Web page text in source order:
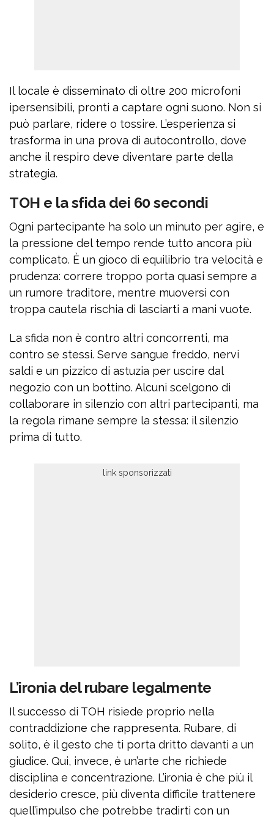
Il locale è disseminato di oltre 200 microfoni
ipersensibili, pronti a captare ogni suono. Non si
può parlare, ridere o tossire. L’esperienza si
trasforma in una prova di autocontrollo, dove
anche il respiro deve diventare parte della
strategia.
TOH e la sfida dei 60 secondi
Ogni partecipante ha solo un minuto per agire, e
la pressione del tempo rende tutto ancora più
complicato. È un gioco di equilibrio tra velocità e
prudenza: correre troppo porta quasi sempre a
un rumore traditore, mentre muoversi con
troppa cautela rischia di lasciarti a mani vuote.
La sfida non è contro altri concorrenti, ma
contro se stessi. Serve sangue freddo, nervi
saldi e un pizzico di astuzia per uscire dal
negozio con un bottino. Alcuni scelgono di
collaborare in silenzio con altri partecipanti, ma
la regola rimane sempre la stessa: il silenzio
prima di tutto.
L’ironia del rubare legalmente
Il successo di TOH risiede proprio nella
contraddizione che rappresenta. Rubare, di
solito, è il gesto che ti porta dritto davanti a un
giudice. Qui, invece, è un’arte che richiede
disciplina e concentrazione. L’ironia è che più il
desiderio cresce, più diventa difficile trattenere
quell’impulso che potrebbe tradirti con un